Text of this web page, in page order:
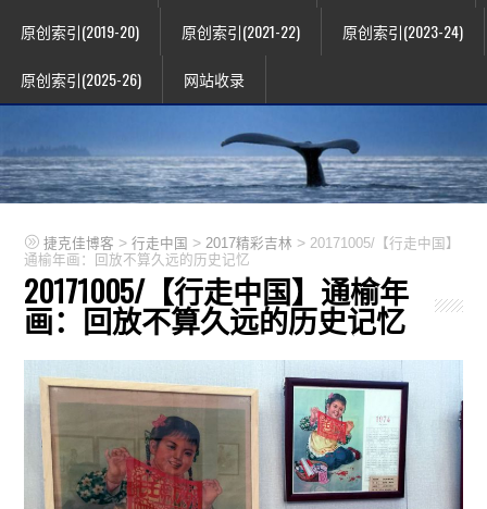
原创索引(2019-20) 原创索引(2021-22) 原创索引(2023-24)
原创索引(2025-26) 网站收录
捷克佳博客 >行走中国 > 2017精彩吉林 > 20171005/【行走中国】
通榆年画：回放不算久远的历史记忆
20171005/【行走中国】通榆年
画：回放不算久远的历史记忆